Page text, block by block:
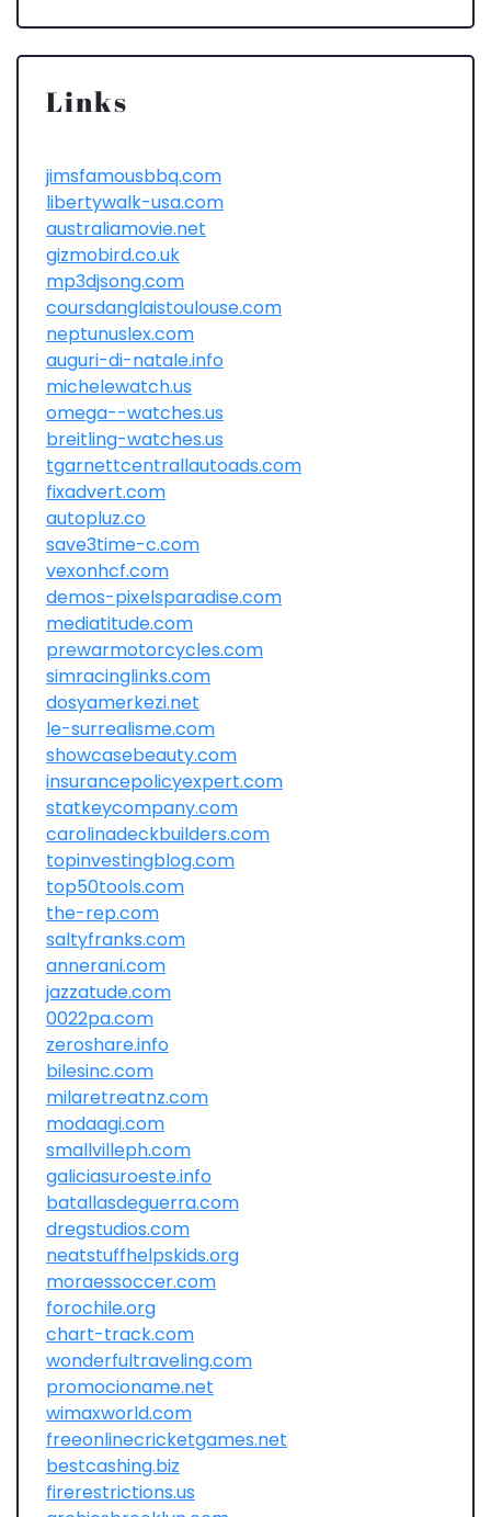
Links
jimsfamousbbq.com
libertywalk-usa.com
australiamovie.net
gizmobird.co.uk
mp3djsong.com
coursdanglaistoulouse.com
neptunuslex.com
auguri-di-natale.info
michelewatch.us
omega--watches.us
breitling-watches.us
tgarnettcentrallautoads.com
fixadvert.com
autopluz.co
save3time-c.com
vexonhcf.com
demos-pixelsparadise.com
mediatitude.com
prewarmotorcycles.com
simracinglinks.com
dosyamerkezi.net
le-surrealisme.com
showcasebeauty.com
insurancepolicyexpert.com
statkeycompany.com
carolinadeckbuilders.com
topinvestingblog.com
top50tools.com
the-rep.com
saltyfranks.com
annerani.com
jazzatude.com
0022pa.com
zeroshare.info
bilesinc.com
milaretreatnz.com
modaagi.com
smallvilleph.com
galiciasuroeste.info
batallasdeguerra.com
dregstudios.com
neatstuffhelpskids.org
moraessoccer.com
forochile.org
chart-track.com
wonderfultraveling.com
promocioname.net
wimaxworld.com
freeonlinecricketgames.net
bestcashing.biz
firerestrictions.us